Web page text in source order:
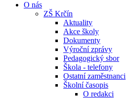
O nás
ZŠ Krčín
Aktuality
Akce školy
Dokumenty
Výroční zprávy
Pedagogický sbor
Škola - telefony
Ostatní zaměstnanci
Školní časopis
O redakci